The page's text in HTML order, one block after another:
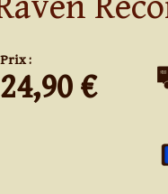
Prix :
24,90 €